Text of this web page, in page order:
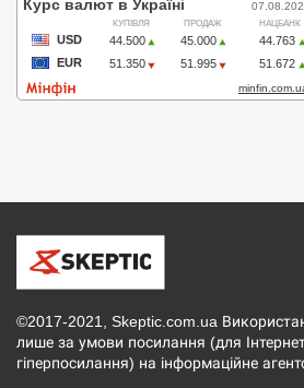
©2017-2021, Skeptic.com.ua
лише за умови посилання (для
гіперпосилання) на інформаційне